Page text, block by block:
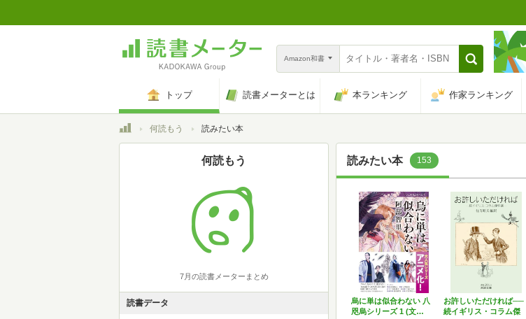
Amazon和書
トップ 読書メーターとは 本ランキング 作家ランキング
トップ何読もう 読みたい本
読みたい本 153
烏に単は似合わない 八
咫烏シリーズ 1 (文…
お許しいただければ──
続イギリス・コラム傑
何読もう
7月の読書メーターまとめ
読書データ